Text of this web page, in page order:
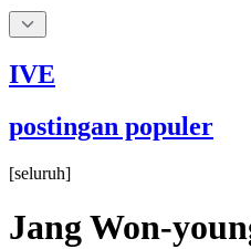
IVE
postingan populer
[seluruh]
Jang Won-